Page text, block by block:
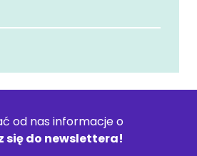
od nas informacje o
się do newslettera!